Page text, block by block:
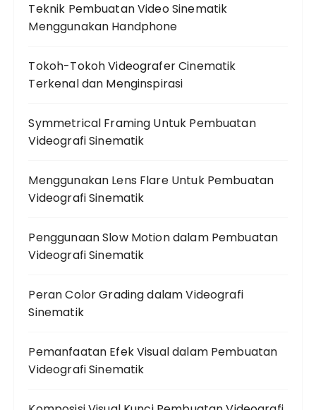
Teknik Pembuatan Video Sinematik
Menggunakan Handphone
Tokoh-Tokoh Videografer Cinematik
Terkenal dan Menginspirasi
Symmetrical Framing Untuk Pembuatan
Videografi Sinematik
Menggunakan Lens Flare Untuk Pembuatan
Videografi Sinematik
Penggunaan Slow Motion dalam Pembuatan
Videografi Sinematik
Peran Color Grading dalam Videografi
Sinematik
Pemanfaatan Efek Visual dalam Pembuatan
Videografi Sinematik